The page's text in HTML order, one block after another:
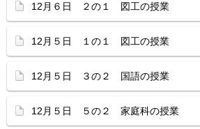
12月６日 ２の１ 図工の授業
12月５日 １の１ 図工の授業
12月５日 ３の２ 国語の授業
12月５日 ５の２ 家庭科の授業